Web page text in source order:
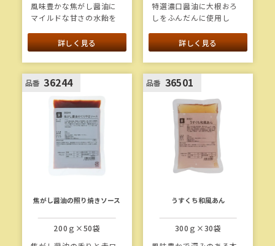
風味豊かな焦がし醤油に
マイルドな甘さの水飴を
アクセントをつけた甘辛
いソースです。
詳しく見る
特選濃口醤油に大根おろ
しをふんだんに使用し
しソースです。具材感が
強く、時間が経ってもタ
レ落ちしません。
詳しく見る
品番 36244
焦がし醤油の照り焼きソース
200ｇ×50袋
品番 36501
うすくち和風あん
300ｇ×30袋